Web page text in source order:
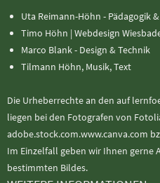
Uta Reimann-Höhn - Pädagogik
Timo Höhn | Webdesign
Marco Blank - Design & Technik
Tilmann Höhn, Musik, Text
Die Urheberrechte an den auf
liegen bei den Fotografen von
adobe.stock.com.www.canva.com
Im Einzelfall geben wir Ihnen gerne
bestimmten Bildes.